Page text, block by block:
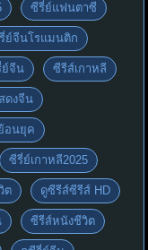
ซีรี่ย์แฟนตาซี
ย์จีนโรแมนติก
ย์จีน ซีรีส์เกาหลี
ดงจีน
อนยุค
ซีรี่ย์เกาหลี2025
ต ดูซีรีส์ซีรีส์ HD
ซีรีส์หนังชีวิต